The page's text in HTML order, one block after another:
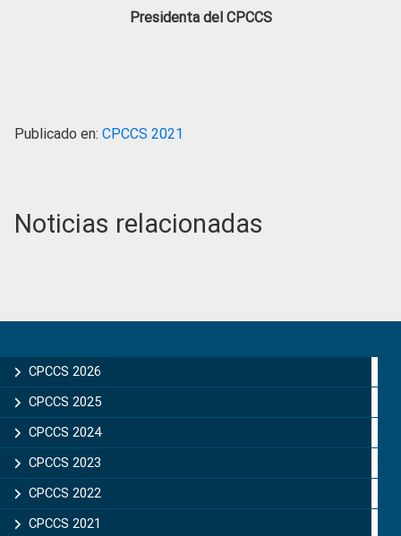
Presidenta del CPCCS
Publicado en: CPCCS 2021
Noticias relacionadas
Sidebar
CPCCS 2026
CPCCS 2025
CPCCS 2024
CPCCS 2023
CPCCS 2022
CPCCS 2021